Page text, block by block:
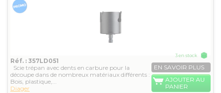
Réf. : 357LD051
Scie trépan avec dents en carbure pour la
découpe dans de nombreux matériaux différents :
Bois, plastique,...
Diager
3 en stock
EN SAVOIR PLUS
AJOUTER AU
PANIER